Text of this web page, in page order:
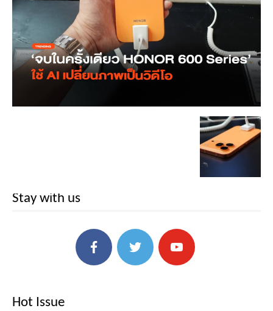
Stay with us
Hot Issue